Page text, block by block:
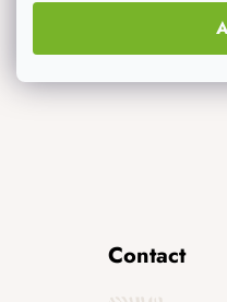
Contact